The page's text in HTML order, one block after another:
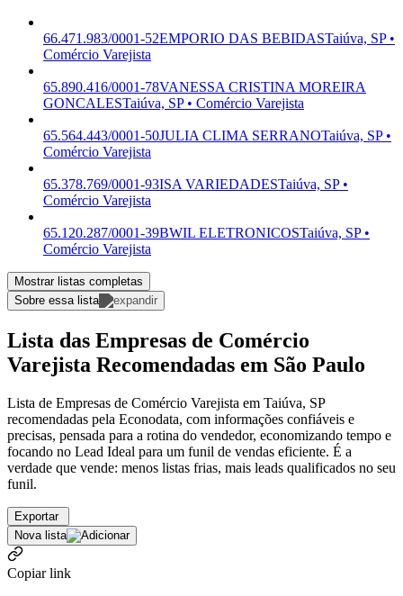
66.471.983/0001-52EMPORIO DAS BEBIDASTaiúva, SP •
Comércio Varejista
65.890.416/0001-78VANESSA CRISTINA MOREIRA
GONCALESTaiúva, SP • Comércio Varejista
65.564.443/0001-50JULIA CLIMA SERRANOTaiúva, SP •
Comércio Varejista
65.378.769/0001-93ISA VARIEDADESTaiúva, SP •
Comércio Varejista
65.120.287/0001-39BWIL ELETRONICOSTaiúva, SP •
Comércio Varejista
Mostrar listas completas
Sobre essa lista
Lista das Empresas de Comércio
Varejista Recomendadas em São Paulo
Lista de Empresas de Comércio Varejista em Taiúva, SP
recomendadas pela Econodata, com informações confiáveis e
precisas, pensada para a rotina do vendedor, economizando tempo e
focando no Lead Ideal para um funil de vendas eficiente. É a
verdade que vende: menos listas frias, mais leads qualificados no seu
funil.
Exportar
Nova lista
Copiar link